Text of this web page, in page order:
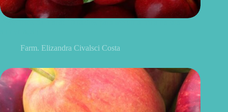
Farm. Elizandra Civalsci Costa